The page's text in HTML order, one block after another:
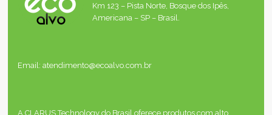
Km 123 – Pista Norte, Bosque dos Ipês,
Americana – SP – Brasil.
Email: atendimento@ecoalvo.com.br
A CLARUS Technology do Brasil oferece produtos com alto